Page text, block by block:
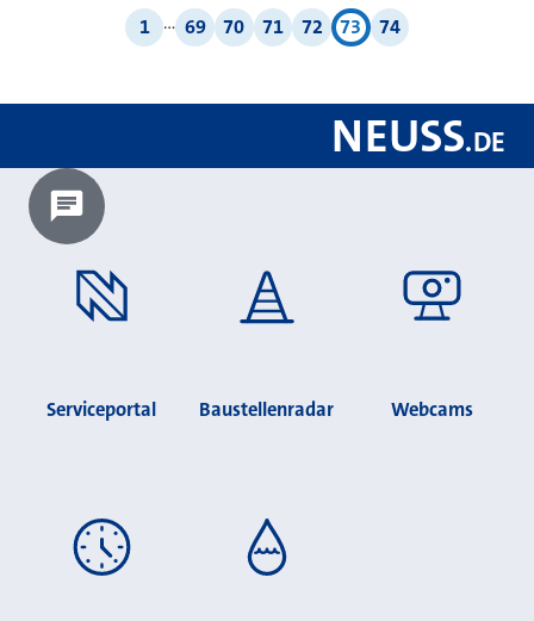
Weitere Ergebnisseiten
1 … 69 70 71 72 73 74
NEUSS.DE
Chatbot laden?
Serviceportal Baustellenradar Webcams